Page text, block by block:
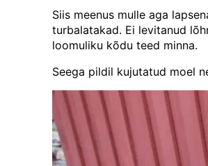
Siis meenus mulle aga
turbalatakad. Ei levitanud
loomuliku kõdu teed minna.
Seega pildil kujutatud moel